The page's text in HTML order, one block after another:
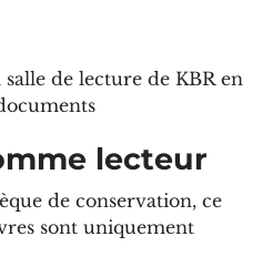
lecteur
de conservation, ce
sont uniquement